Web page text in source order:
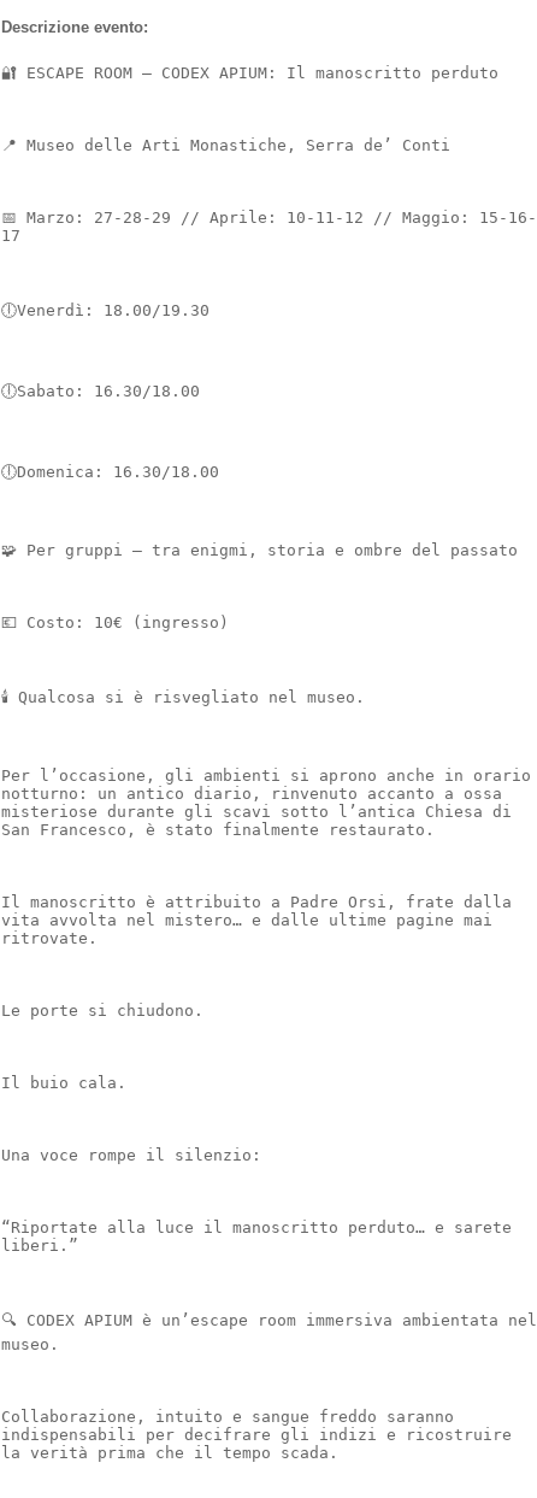
Descrizione evento:
🔐 ESCAPE ROOM – CODEX APIUM: Il manoscritto perduto
📍 Museo delle Arti Monastiche, Serra de’ Conti
📅 Marzo: 27-28-29 // Aprile: 10-11-12 // Maggio: 15-16-
17
🕕Venerdì: 18.00/19.30
🕕Sabato: 16.30/18.00
🕕Domenica: 16.30/18.00
🧩 Per gruppi – tra enigmi, storia e ombre del passato
💶 Costo: 10€ (ingresso)
🕯️ Qualcosa si è risvegliato nel museo.
Per l’occasione, gli ambienti si aprono anche in orario
notturno: un antico diario, rinvenuto accanto a ossa
misteriose durante gli scavi sotto l’antica Chiesa di
San Francesco, è stato finalmente restaurato.
Il manoscritto è attribuito a Padre Orsi, frate dalla
vita avvolta nel mistero… e dalle ultime pagine mai
ritrovate.
Le porte si chiudono.
Il buio cala.
Una voce rompe il silenzio:
“Riportate alla luce il manoscritto perduto… e sarete
liberi.”
🔍 CODEX APIUM è un’escape room immersiva ambientata nel
museo.
Collaborazione, intuito e sangue freddo saranno
indispensabili per decifrare gli indizi e ricostruire
la verità prima che il tempo scada.